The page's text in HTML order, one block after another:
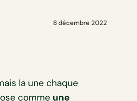
8 décembre 2022
la une chaque
comme une